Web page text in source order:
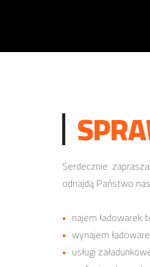
Serdecznie
odnajdą Państwo
najem
wynajem
usługi